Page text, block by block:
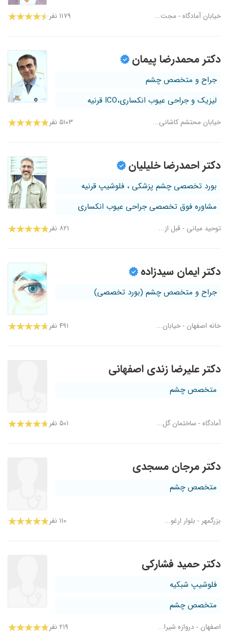
خیابان آمادگاه - مجت... ۱۱۷۹ نفر
دکتر محمدرضا پیمان
جراح و متخصص چشم
لیزیک و جراحی عیوب انکساری،ICO قرنیه
خیابان محتشم کاشانی... ۵۱۰۳ نفر
دکتر احمدرضا خلیلیان
بورد تخصصی چشم پزشکی ، فلوشیپ قرنیه
مشاوره فوق تخصصی جراحی عیوب انکساری
توحید میانی - قبل از... ۸۲۱ نفر
دکتر ایمان سیدزاده
جراح و متخصص چشم (بورد تخصصی)
خانه اصفهان - خیابان... ۴۹۱ نفر
دکتر علیرضا زندی اصفهانی
متخصص چشم
آمادگاه - ساختمان گل... ۵۰۱ نفر
دکتر مرجان مسجدی
متخصص چشم
بزرگمهر - بلوار ارغو... ۱۱۰ نفر
دکتر حمید فشارکی
فلوشیپ شبکیه
متخصص چشم
اصفهان - دروازه شیرا... ۲۱۹ نفر